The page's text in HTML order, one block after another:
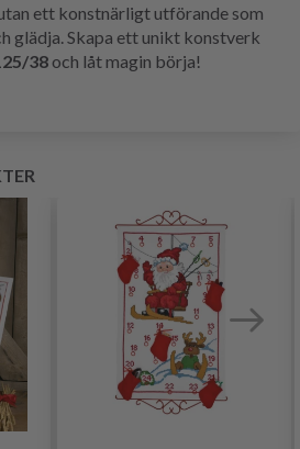
ett konstnärligt utförande som
glädja. Skapa ett unikt konstverk
38 och låt magin börja!